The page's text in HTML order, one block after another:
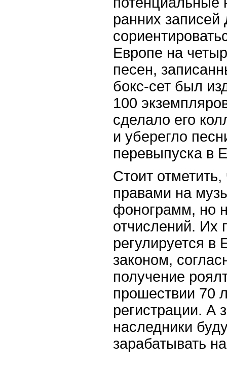
ранних
Европе на
песен,
бокс-сет был
100
сделало его
и уберегло
перевыпуска в
Стоит
правами на
фонограмм, но
отчислений. Их
регулируется в
законом,
получение
прошествии 70
регистрации. А
наследники
зарабатывать